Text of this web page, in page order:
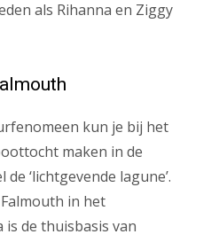
als Rihanna en Ziggy
kun je bij het
maken in de
de ‘lichtgevende lagune’.
in het
is de thuisbasis van